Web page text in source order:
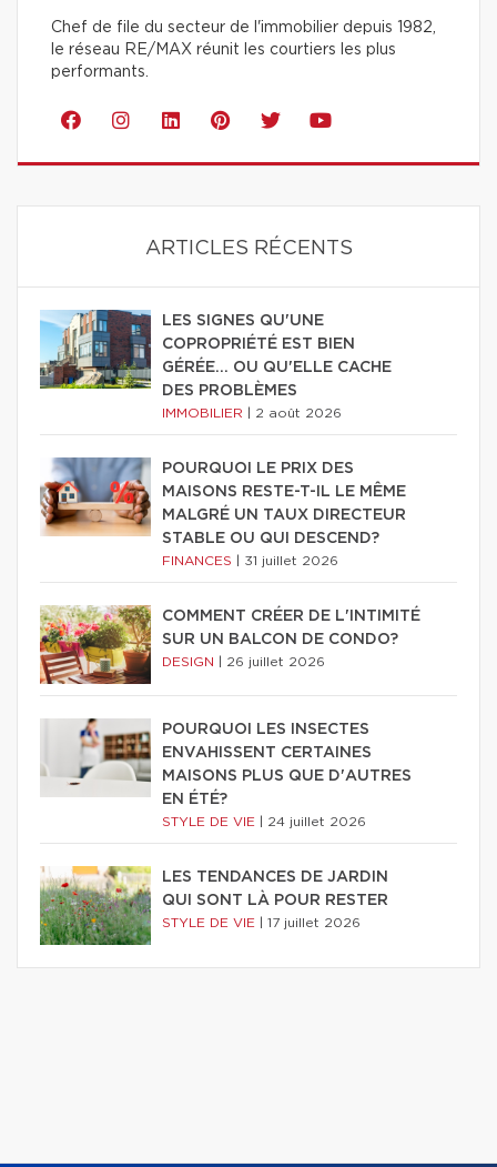
Chef de file du secteur de l'immobilier depuis 1982,
le réseau RE/MAX réunit les courtiers les plus
performants.
ARTICLES RÉCENTS
LES SIGNES QU'UNE
COPROPRIÉTÉ EST BIEN
GÉRÉE… OU QU'ELLE CACHE
DES PROBLÈMES
IMMOBILIER 2 août 2026
POURQUOI LE PRIX DES
MAISONS RESTE-T-IL LE MÊME
MALGRÉ UN TAUX DIRECTEUR
STABLE OU QUI DESCEND?
FINANCES 31 juillet 2026
COMMENT CRÉER DE L'INTIMITÉ
SUR UN BALCON DE CONDO?
DESIGN 26 juillet 2026
POURQUOI LES INSECTES
ENVAHISSENT CERTAINES
MAISONS PLUS QUE D'AUTRES
EN ÉTÉ?
STYLE DE VIE 24 juillet 2026
LES TENDANCES DE JARDIN
QUI SONT LÀ POUR RESTER
STYLE DE VIE 17 juillet 2026